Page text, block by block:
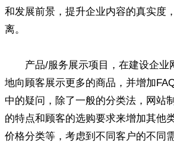
和发展前景，提升企业内容的真实度
离。
产品/服务展示项目，在建设企业
地向顾客展示更多的商品，并增加
中的疑问，除了一般的分类法，网站
的特点和顾客的选购要求来增加其他
价格分类等，考虑到不同客户的不同需